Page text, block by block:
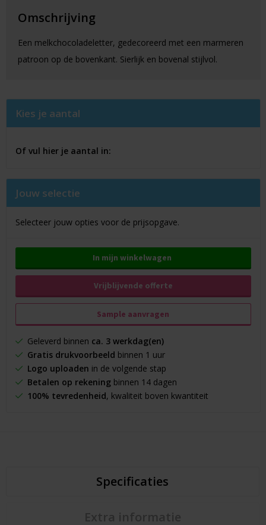
Omschrijving
Een melkchocoladeletter, gedecoreerd met een marmeren
patroon op de bovenkant. Sierlijk en bovenal stijlvol.
Kies je aantal
Of vul hier je aantal in:
Jouw selectie
Selecteer jouw opties voor de prijsopgave.
In mijn winkelwagen
Vrijblijvende offerte
Sample aanvragen
Geleverd binnen ca. 3 werkdag(en)
Gratis drukvoorbeeld binnen 1 uur
Logo uploaden in de volgende stap
Betalen op rekeningbinnen 14 dagen
100% tevredenheid, kwaliteit boven kwantiteit
Specificaties